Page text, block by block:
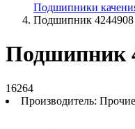
Подшипники
Подшипник 4244908
Подшипник
16264
Производитель: Прочие